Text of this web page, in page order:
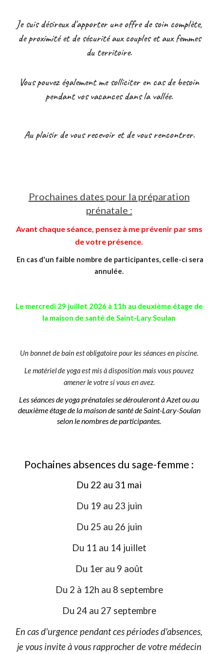
Je suis désireux d'apporter une offre de soin complète,
de proximité et de sécurité aux couples et aux femmes
du territoire.
Vous pouvez également me solliciter en cas de besoin
pendant vos vacances dans la vallée.
Au plaisir de vous recevoir et de vous rencontrer.
Prochaines dates pour la préparation
prénatale :
Avant chaque séance, pensez à me prévenir par sms
de votre présence.
En cas d'un faible nombre de participantes, celle-ci sera
annulée.
Le mercredi 29 juillet 2026 à 11h au deuxième étage de
la maison de santé de Saint-Lary Soulan
Un bonnet de bain est obligatoire pour les séances en piscine.
Le matériel de yoga est mis à disposition mais vous pouvez
amener le votre si vous en avez.
Les séances de yoga prénatales se dérouleront à Azet ou au
deuxième étage de la maison de santé de Saint-Lary-Soulan
selon le nombres de participantes.
Pochaines absences du sage-femme :
Du 22 au 31 mai
Du 19 au 23 juin
Du 25 au 26 juin
Du 11 au 14 juillet
Du 1er au 9 août
Du 2 à 12h au 8 septembre
Du 24 au 27 septembre
En cas d'urgence pendant ces périodes d'absences,
je vous invite à vous rapprocher de votre médecin